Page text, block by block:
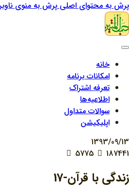
پرش به محتوای اصلیپرش به منوی
خانه
امکانات برنامه
تعرفه اشتراک
اطلاعیه‌ها
سوالات متداول
اپلیکیشن
1393/09/13
187441
زندگي با قرآن-17